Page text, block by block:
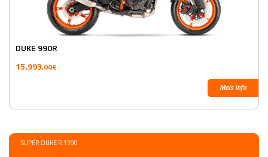
DUKE 990R
15.993,00€
Mais Info
SUPER DUKE R 1390